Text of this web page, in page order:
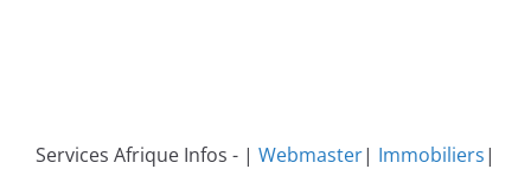
Services Afrique Infos - | Webmaster| Immobiliers|